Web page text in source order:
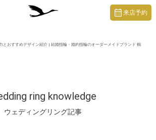
とおすすめデザイン紹介 | 結婚指輪・婚約指輪のオーダーメイドブランド 鶴
ring knowledge
ウェディングリング記事
来店予約